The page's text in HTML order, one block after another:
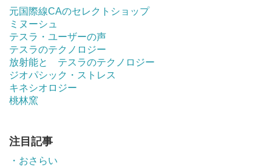
元国際線CAのセレクトショップ
ミヌーシュ
テスラ・ユーザーの声
テスラのテクノロジー
放射能と テスラのテクノロジー
ジオパシック・ストレス
キネシオロジー
桃林窯
注目記事
・おさらい